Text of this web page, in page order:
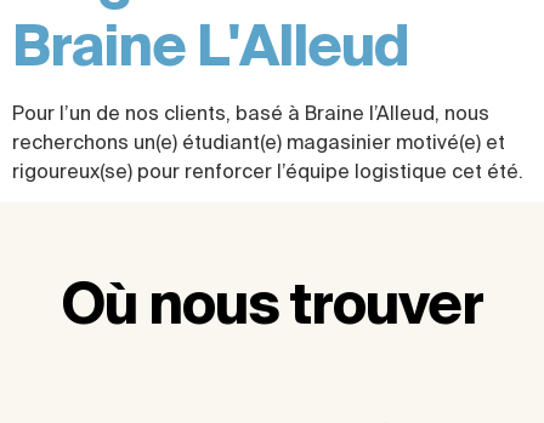
Braine L'Alleud
Pour l’un de nos clients, basé à Braine l’Alleud, nous
recherchons un(e) étudiant(e) magasinier motivé(e) et
rigoureux(se) pour renforcer l’équipe logistique cet été.
Où nous trouver